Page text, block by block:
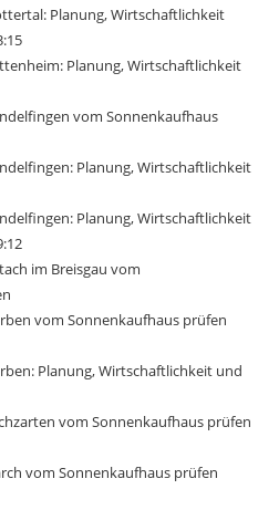
Planung, Wirtschaftlichkeit
Planung, Wirtschaftlichkeit
vom Sonnenkaufhaus
Planung, Wirtschaftlichkeit
Planung, Wirtschaftlichkeit
im Breisgau vom
vom Sonnenkaufhaus prüfen
Planung, Wirtschaftlichkeit und
vom Sonnenkaufhaus prüfen
vom Sonnenkaufhaus prüfen